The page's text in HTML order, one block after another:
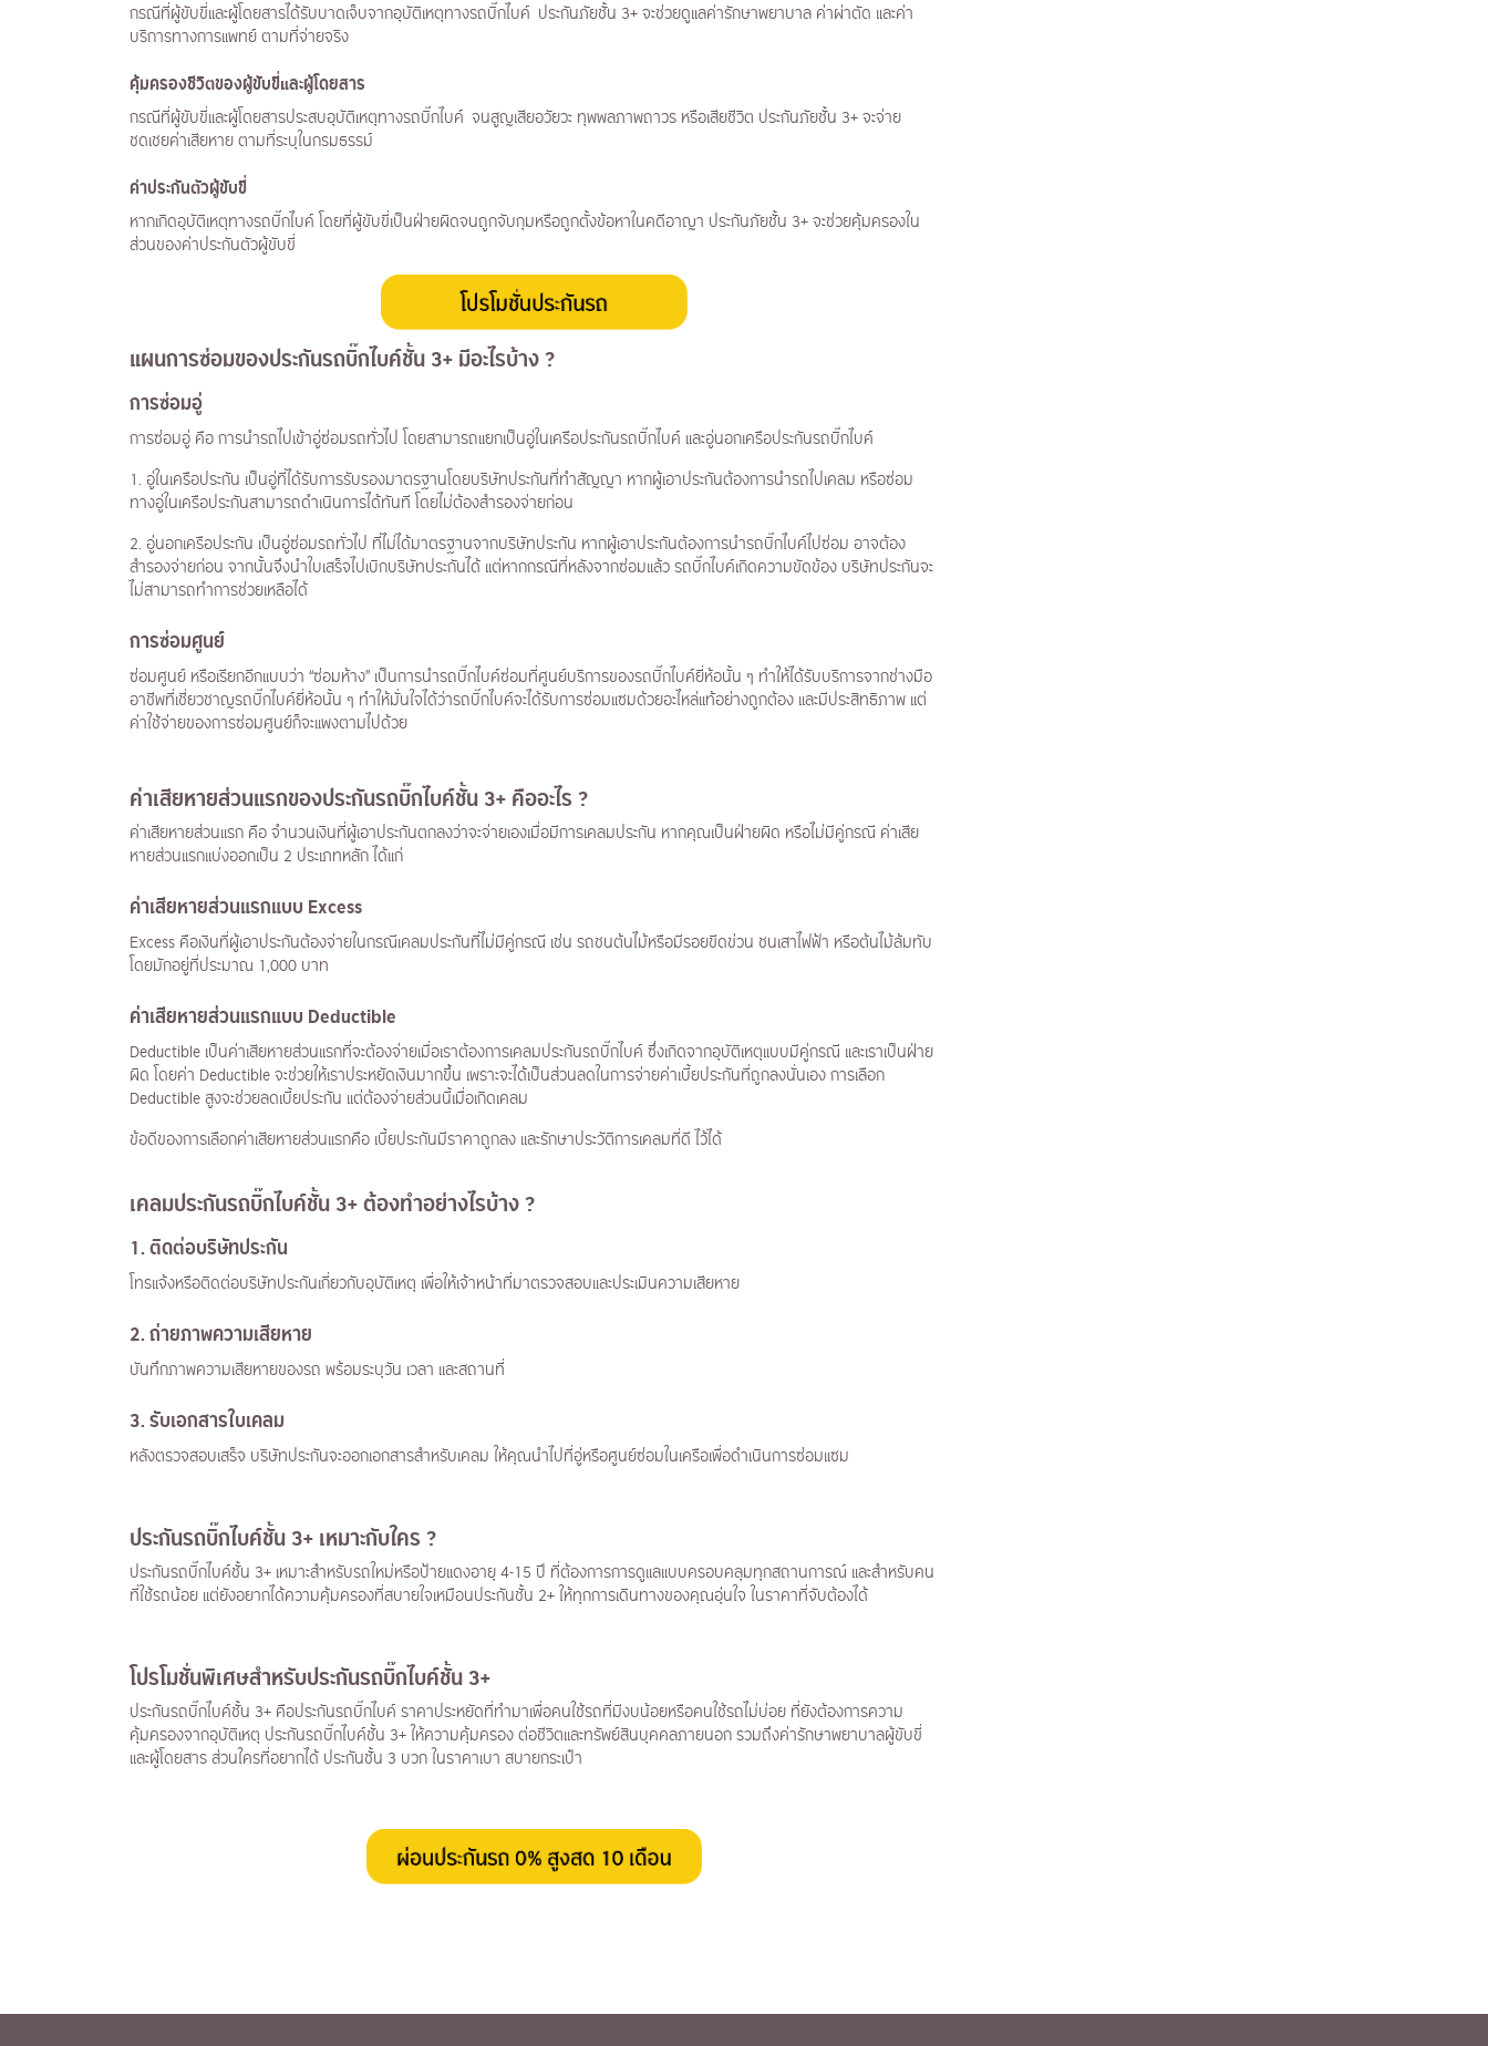
กรณีที่ผู้ขับขี่และผู้โดยสารได้รับบาดเจ็บจากอุบัติเหตุทางรถบิ๊กไบค์ ประกันภัยชั้น 3+ จะช่วยดูแลค่ารักษาพยาบาล ค่าผ่าตัด และค่า
บริการทางการแพทย์ ตามที่จ่ายจริง
คุ้มครองชีวิตของผู้ขับขี่และผู้โดยสาร
กรณีที่ผู้ขับขี่และผู้โดยสารประสบอุบัติเหตุทางรถบิ๊กไบค์ จนสูญเสียอวัยวะ ทุพพลภาพถาวร หรือเสียชีวิต ประกันภัยชั้น 3+ จะจ่าย
ชดเชยค่าเสียหาย ตามที่ระบุในกรมธรรม์
ค่าประกันตัวผู้ขับขี่
หากเกิดอุบัติเหตุทางรถบิ๊กไบค์ โดยที่ผู้ขับขี่เป็นฝ่ายผิดจนถูกจับกุมหรือถูกตั้งข้อหาในคดีอาญา ประกันภัยชั้น 3+ จะช่วยคุ้มครองใน
ส่วนของค่าประกันตัวผู้ขับขี่
แผนการซ่อมของประกันรถบิ๊กไบค์ชั้น 3+ มีอะไรบ้าง?
การซ่อมอู่
การซ่อมอู่ คือ การนำรถไปเข้าอู่ซ่อมรถทั่วไป โดยสามารถแยกเป็นอู่ในเครือประกันรถบิ๊กไบค์ และอู่นอกเครือประกันรถบิ๊กไบค์
1. อู่ในเครือประกัน เป็นอู่ที่ได้รับการรับรองมาตรฐานโดยบริษัทประกันที่ทำสัญญา หากผู้เอาประกันต้องการนำรถไปเคลม หรือซ่อม
ทางอู่ในเครือประกันสามารถดำเนินการได้ทันที โดยไม่ต้องสำรองจ่ายก่อน
2. อู่นอกเครือประกัน เป็นอู่ซ่อมรถทั่วไป ที่ไม่ได้มาตรฐานจากบริษัทประกัน หากผู้เอาประกันต้องการนำรถบิ๊กไบค์ไปซ่อม อาจต้อง
สำรองจ่ายก่อน จากนั้นจึงนำใบเสร็จไปเบิกบริษัทประกันได้ แต่หากกรณีที่หลังจากซ่อมแล้ว รถบิ๊กไบค์เกิดความขัดข้อง บริษัทประกันจะ
ไม่สามารถทำการช่วยเหลือได้
การซ่อมศูนย์
ซ่อมศูนย์ หรือเรียกอีกแบบว่า “ซ่อมห้าง” เป็นการนำรถบิ๊กไบค์ซ่อมที่ศูนย์บริการของรถบิ๊กไบค์ยี่ห้อนั้น ๆ ทำให้ได้รับบริการจากช่างมือ
อาชีพที่เชี่ยวชาญรถบิ๊กไบค์ยี่ห้อนั้น ๆ ทำให้มั่นใจได้ว่ารถบิ๊กไบค์จะได้รับการซ่อมแซมด้วยอะไหล่แท้อย่างถูกต้อง และมีประสิทธิภาพ แต่
ค่าใช้จ่ายของการซ่อมศูนย์ก็จะแพงตามไปด้วย
ค่าเสียหายส่วนแรกของประกันรถบิ๊กไบค์ชั้น 3+ คืออะไร ?
ค่าเสียหายส่วนแรก คือ จำนวนเงินที่ผู้เอาประกันตกลงว่าจะจ่ายเองเมื่อมีการเคลมประกัน หากคุณเป็นฝ่ายผิด หรือไม่มีคู่กรณี ค่าเสีย
หายส่วนแรกแบ่งออกเป็น 2 ประเภทหลัก ได้แก่
ค่าเสียหายส่วนแรกแบบ Excess
Excess คือเงินที่ผู้เอาประกันต้องจ่ายในกรณีเคลมประกันที่ไม่มีคู่กรณี เช่น รถชนต้นไม้หรือมีรอยขีดข่วน ชนเสาไฟฟ้า หรือต้นไม้ล้มทับ
โดยมักอยู่ที่ประมาณ 1,000 บาท
ค่าเสียหายส่วนแรกแบบ Deductible
Deductible เป็นค่าเสียหายส่วนแรกที่จะต้องจ่ายเมื่อเราต้องการเคลมประกันรถบิ๊กไบค์ ซึ่งเกิดจากอุบัติเหตุแบบมีคู่กรณี และเราเป็นฝ่าย
ผิด โดยค่า Deductible จะช่วยให้เราประหยัดเงินมากขึ้น เพราะจะได้เป็นส่วนลดในการจ่ายค่าเบี้ยประกันที่ถูกลงนั่นเอง การเลือก
Deductible สูงจะช่วยลดเบี้ยประกัน แต่ต้องจ่ายส่วนนี้เมื่อเกิดเคลม
ข้อดีของการเลือกค่าเสียหายส่วนแรกคือ เบี้ยประกันมีราคาถูกลง และรักษาประวัติการเคลมที่ดี ไว้ได้
เคลมประกันรถบิ๊กไบค์ชั้น 3+ ต้องทำอย่างไรบ้าง?
1.ติดต่อบริษัทประกัน
โทรแจ้งหรือติดต่อบริษัทประกันเกี่ยวกับอุบัติเหตุ เพื่อให้เจ้าหน้าที่มาตรวจสอบและประเมินความเสียหาย
2.ถ่ายภาพความเสียหาย
บันทึกภาพความเสียหายของรถ พร้อมระบุวัน เวลา และสถานที่
3.รับเอกสารใบเคลม
หลังตรวจสอบเสร็จ บริษัทประกันจะออกเอกสารสำหรับเคลม ให้คุณนำไปที่อู่หรือศูนย์ซ่อมในเครือเพื่อดำเนินการซ่อมแซม
ประกันรถบิ๊กไบค์ชั้น 3+ เหมาะกับใคร ?
ประกันรถบิ๊กไบค์ชั้น 3+ เหมาะสำหรับรถใหม่หรือป้ายแดงอายุ 4-15 ปี ที่ต้องการการดูแลแบบครอบคลุมทุกสถานการณ์ และสำหรับคน
ที่ใช้รถน้อย แต่ยังอยากได้ความคุ้มครองที่สบายใจเหมือนประกันชั้น 2+ ให้ทุกการเดินทางของคุณอุ่นใจ ในราคาที่จับต้องได้
โปรโมชั่นพิเศษสำหรับประกันรถบิ๊กไบค์ชั้น 3+
ประกันรถบิ๊กไบค์ชั้น 3+ คือประกันรถบิ๊กไบค์ ราคาประหยัดที่ทำมาเพื่อคนใช้รถที่มีงบน้อยหรือคนใช้รถไม่บ่อย ที่ยังต้องการความ
คุ้มครองจากอุบัติเหตุ ประกันรถบิ๊กไบค์ชั้น 3+ ให้ความคุ้มครอง ต่อชีวิตและทรัพย์สินบุคคลภายนอก รวมถึงค่ารักษาพยาบาลผู้ขับขี่
และผู้โดยสาร ส่วนใครที่อยากได้ ประกันชั้น 3 บวก ในราคาเบา สบายกระเป๋า